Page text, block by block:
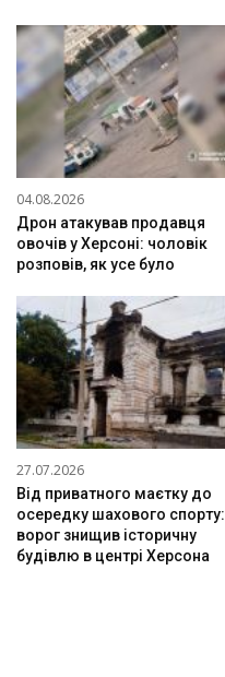
04.08.2026
Дрон атакував продавця
овочів у Херсоні: чоловік
розповів, як усе було
27.07.2026
Від приватного маєтку до
осередку шахового спорту:
ворог знищив історичну
будівлю в центрі Херсона